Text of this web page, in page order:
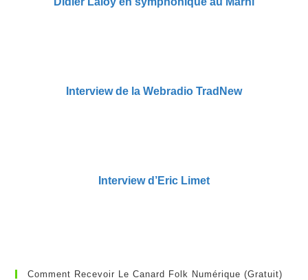
Interview de la Webradio TradNew
Interview d’Eric Limet
Comment Recevoir Le Canard Folk Numérique (gratuit)